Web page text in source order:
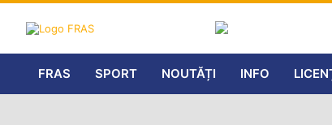
FRAS SPORT NOUTĂȚI INFO